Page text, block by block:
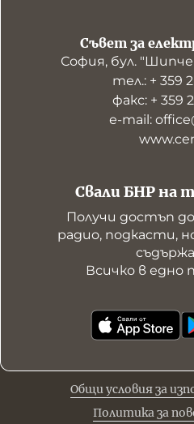
Свали БНР на
Получи достъп
радио, подкасти,
Всичко в едно
Съвет за
София, бул.
тел.: + 359
факс: + 359
е-mail:
Общи условия за
Политика за